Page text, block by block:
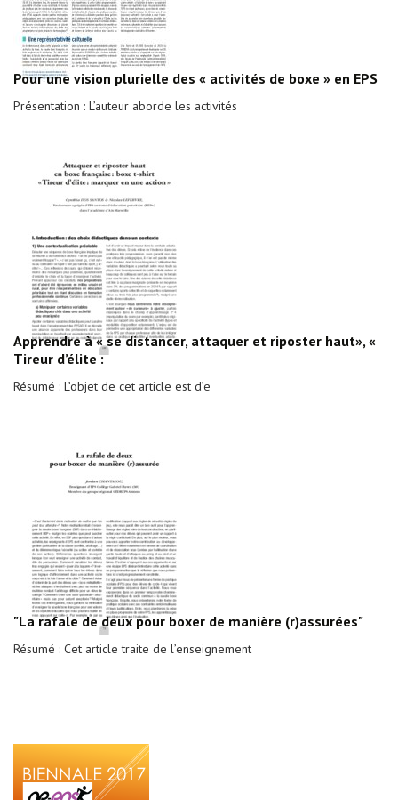
Pour une vision plurielle des « activités de boxe » en EPS
Présentation : L’auteur aborde les activités
Apprendre à « se distancer, attaquer et riposter haut», «
Tireur d’élite :
Résumé : L’objet de cet article est d’e
"La rafale de deux pour boxer de manière (r)assurées"
Résumé : Cet article traite de l’enseignement